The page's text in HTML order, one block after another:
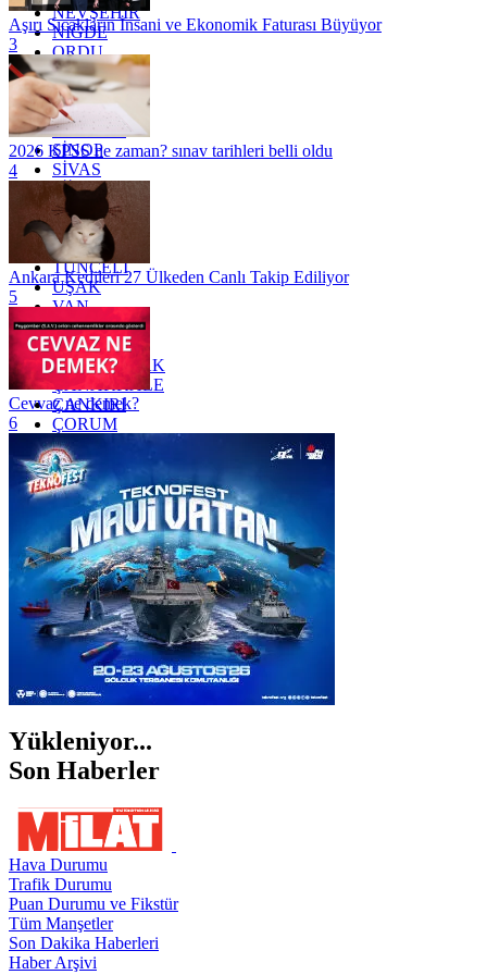
NEVŞEHİR
NİĞDE
ORDU
OSMANİYE
RİZE
SAKARYA
SAMSUN
SİNOP
SİVAS
SİİRT
TEKİRDAĞ
TOKAT
TRABZON
TUNCELİ
UŞAK
VAN
YALOVA
YOZGAT
ZONGULDAK
ÇANAKKALE
ÇANKIRI
ÇORUM
İSTANBUL
İZMİR
ŞANLIURFA
ŞIRNAK
Aşırı Sıcakların İnsani ve Ekonomik Faturası Büyüyor
3
2026 KPSS ne zaman? sınav tarihleri belli oldu
4
Ankara Kedileri 27 Ülkeden Canlı Takip Ediliyor
5
Cevvaz ne demek?
6
Yükleniyor...
Son Haberler
Hava Durumu
Trafik Durumu
Puan Durumu ve Fikstür
Tüm Manşetler
Son Dakika Haberleri
Haber Arşivi